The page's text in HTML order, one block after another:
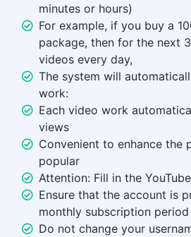
minutes or hours)
For example, if you buy a
package, then for the next
videos every day,
The system will
work:
Each video work
views
Convenient to enhance the
popular
Attention: Fill in the
Ensure that the account is
monthly subscription period
Do not change your